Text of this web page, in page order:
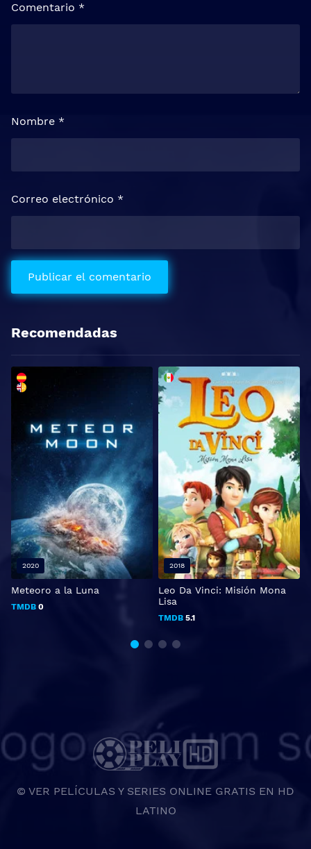
Comentario *
Nombre *
Correo electrónico *
Recomendadas
Meteoro a la Luna
TMDB 0
2020
Leo Da Vinci: Misión Mona
Lisa
TMDB 5.1
2018
© VER PELÍCULAS Y SERIES ONLINE GRATIS EN HD
LATINO